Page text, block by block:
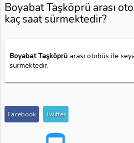
Boyabat Taşköprü arası
kaç saat sürmektedir?
Boyabat Taşköprüarası otobüs ile
sürmektedir.
Facebook Twitter